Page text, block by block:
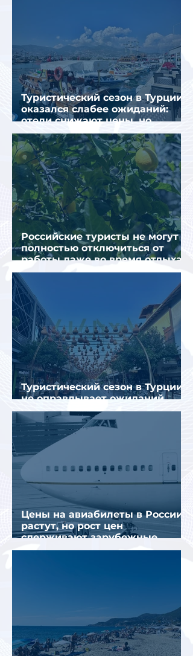
Туристический сезон в Турции
оказался слабее ожиданий:
отели снижают цены, но
загрузка остается низкой
Российские туристы не могут
полностью отключиться от
работы даже во время отдыха
в Турции
Туристический сезон в Турции
не оправдывает ожиданий
отрасли
Цены на авиабилеты в России
растут, но рост цен
сдерживают зарубежные
конкуренты